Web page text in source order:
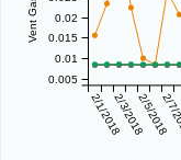
2/1/20182/3/20182/5/2018
2/
0.005
0.01
0.015
0.02